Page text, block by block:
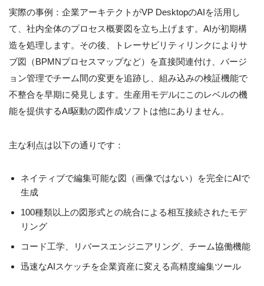
実際の事例：企業アーキテクトがVP DesktopのAIを活用し
て、社内全体のプロセス概要図を立ち上げます。AIが初期構
造を処理します。その後、トレーサビリティリンクによりサ
ブ図（BPMNプロセスマップなど）を直接関連付け、バージ
ョン管理でチーム間の変更を追跡し、組み込みの検証機能で
不整合を早期に発見します。生産用モデルにこのレベルの機
能を提供するAI駆動の図作成ソフトは他にありません。
主な利点は以下の通りです：
ネイティブで編集可能な図（画像ではない）を完全にAIで
生成
100種類以上の図形式との統合による相互接続されたモデ
リング
コード工学、リバースエンジニアリング、チーム協働機能
迅速なAIスケッチを企業資産に変える高精度編集ツール